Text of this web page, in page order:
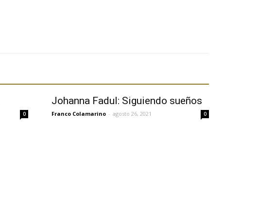
0
Johanna Fadul: Siguiendo sueños
Franco Colamarino - agosto 26, 2021 0